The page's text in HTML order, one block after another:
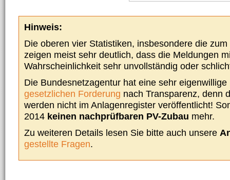
Hinweis:
Die oberen vier Statistiken, insbesondere die
zeigen meist sehr deutlich, dass die Meldungen
Wahrscheinlichkeit sehr unvollständig oder
Die Bundesnetzagentur hat eine sehr
gesetzlichen Forderung nach Transparenz, denn
werden nicht im Anlagenregister veröffentlicht!
2014 keinen nachprüfbaren PV-Zubau mehr.
Zu weiteren Details lesen Sie bitte auch unsere
gestellte Fragen.